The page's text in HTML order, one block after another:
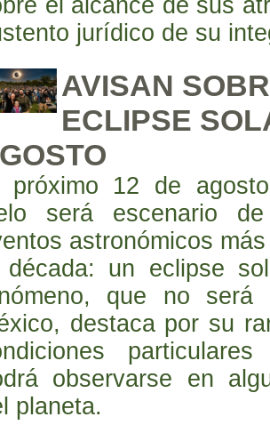
el alcance de sus
jurídico de su
AVISAN
ECLIPSE
próximo 12 de
será escenario
astronómicos
década: un eclipse
que no será
destaca por su
observarse en
planeta.